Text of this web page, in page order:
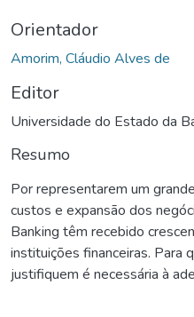
Orientador
Amorim, Cláudio Alves de
Editor
Universidade do Estado da
Resumo
Por representarem um
custos e expansão dos
Banking têm recebido
instituições financeiras. Para
justifiquem é necessária à